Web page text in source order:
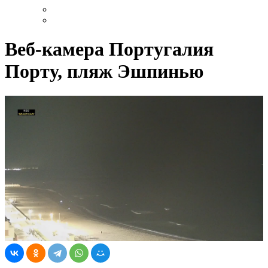
Веб-камера Португалия
Порту, пляж Эшпинью